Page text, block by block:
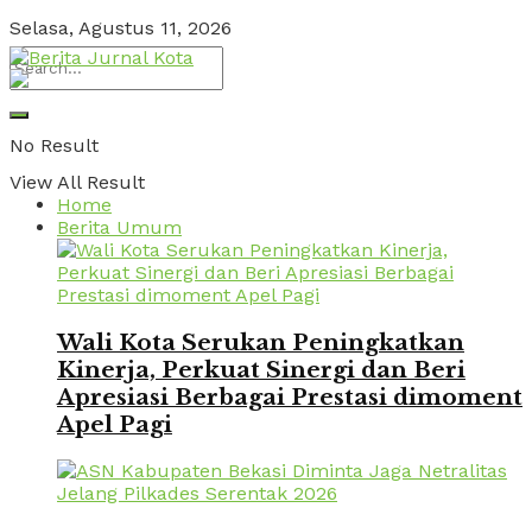
Selasa, Agustus 11, 2026
No Result
View All Result
Home
Berita Umum
Wali Kota Serukan Peningkatkan
Kinerja, Perkuat Sinergi dan Beri
Apresiasi Berbagai Prestasi dimoment
Apel Pagi